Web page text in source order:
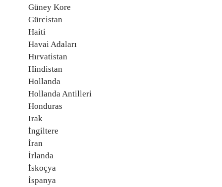
Güney Kore
Gürcistan
Haiti
Havai Adaları
Hırvatistan
Hindistan
Hollanda
Hollanda Antilleri
Honduras
Irak
İngiltere
İran
İrlanda
İskoçya
İspanya